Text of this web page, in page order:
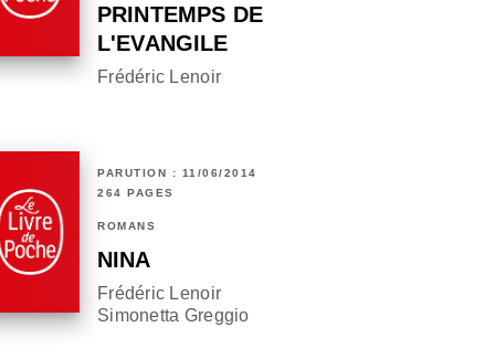
PRINTEMPS DE
L'EVANGILE
Frédéric Lenoir
PARUTION : 11/06/2014
264 PAGES
ROMANS
NINA
Frédéric Lenoir
Simonetta Greggio